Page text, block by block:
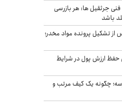
جرثقیل ها: هر بازرسی
باشد
از تشکیل پرونده مواد مخدر؛
حفظ ارزش پول در شرایط
چگونه یک کیف مرتب و